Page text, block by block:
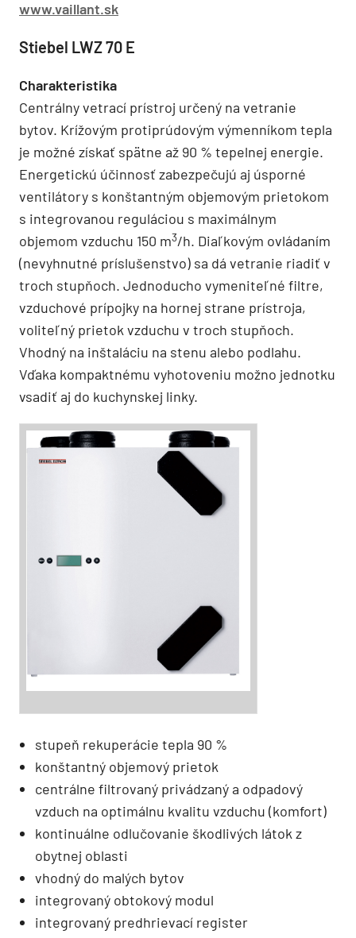
www.vaillant.sk
Stiebel LWZ 70 E
Charakteristika
Centrálny vetrací prístroj určený na vetranie
bytov. Krížovým protiprúdovým výmenníkom tepla
je možné získať spätne až 90 % tepelnej energie.
Energetickú účinnosť zabezpečujú aj úsporné
ventilátory s konštantným objemovým prietokom
s integrovanou reguláciou s maximálnym
objemom vzduchu 150 m3/h. Diaľkovým ovládaním
(nevyhnutné príslušenstvo) sa dá vetranie riadiť v
troch stupňoch. Jednoducho vymeniteľné filtre,
vzduchové prípojky na hornej strane prístroja,
voliteľný prietok vzduchu v troch stupňoch.
Vhodný na inštaláciu na stenu alebo podlahu.
Vďaka kompaktnému vyhotoveniu možno jednotku
vsadiť aj do kuchynskej linky.
stupeň rekuperácie tepla 90 %
konštantný objemový prietok
centrálne filtrovaný privádzaný a odpadový
vzduch na optimálnu kvalitu vzduchu (komfort)
kontinuálne odlučovanie škodlivých látok z
obytnej oblasti
vhodný do malých bytov
integrovaný obtokový modul
integrovaný predhrievací register